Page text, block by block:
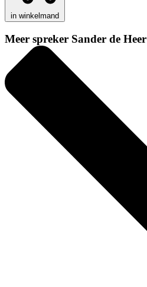
in winkelmand
Meer spreker Sander de Heer